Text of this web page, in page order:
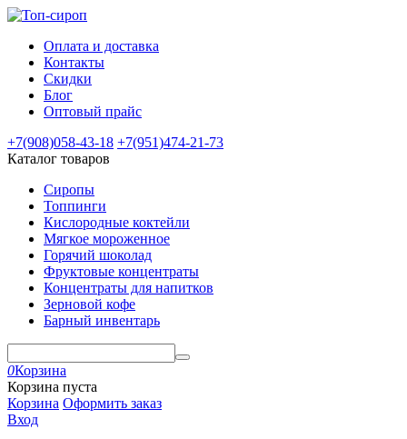
Оплата и доставка
Контакты
Скидки
Блог
Оптовый прайс
+7(908)058-43-18 +7(951)474-21-73
Каталог товаров
Сиропы
Топпинги
Кислородные коктейли
Мягкое мороженное
Горячий шоколад
Фруктовые концентраты
Концентраты для напитков
Зерновой кофе
Барный инвентарь
0Корзина
Корзина пуста
Корзина Оформить заказ
Вход